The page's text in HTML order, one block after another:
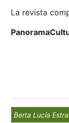
La revista
Berta Lucía